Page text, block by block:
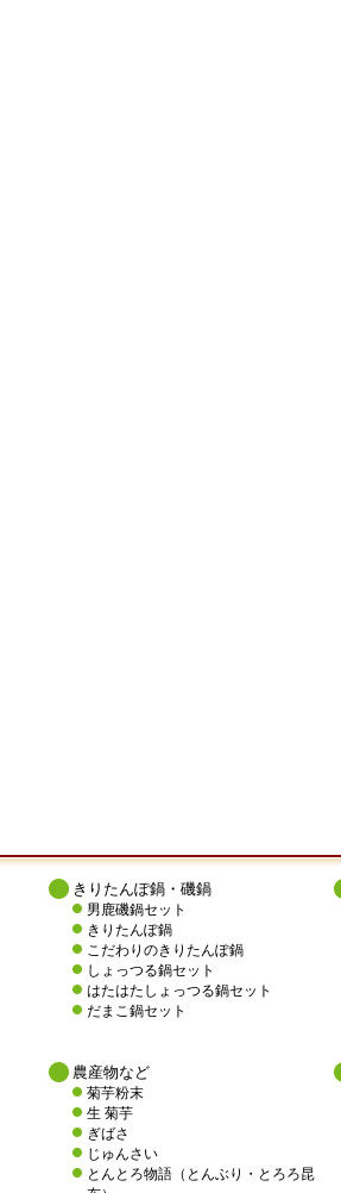
きりたんぽ鍋・磯鍋
男鹿磯鍋セット
きりたんぽ鍋
こだわりのきりたんぽ鍋
しょっつる鍋セット
はたはたしょっつる鍋セット
だまこ鍋セット
農産物など
菊芋粉末
生 菊芋
ぎばさ
じゅんさい
とんとろ物語（とんぶり・とろろ昆